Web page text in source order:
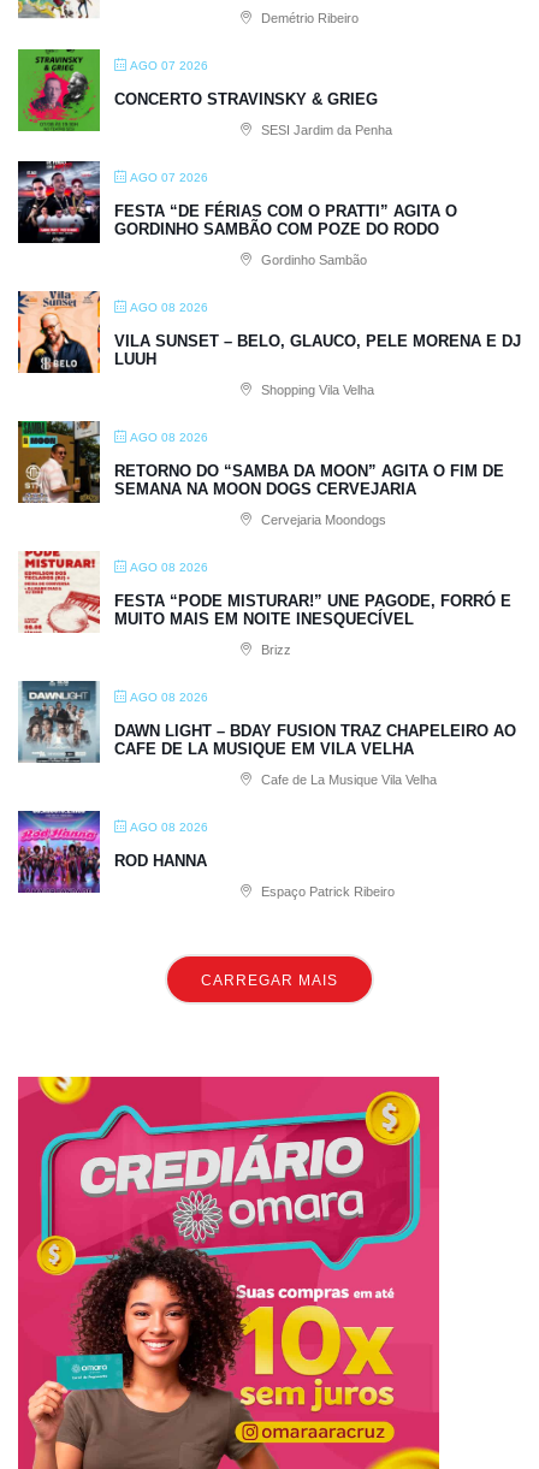
Demétrio Ribeiro
AGO 07 2026
CONCERTO STRAVINSKY & GRIEG
SESI Jardim da Penha
AGO 07 2026
FESTA “DE FÉRIAS COM O PRATTI” AGITA O
GORDINHO SAMBÃO COM POZE DO RODO
Gordinho Sambão
AGO 08 2026
VILA SUNSET – BELO, GLAUCO, PELE MORENA E DJ
LUUH
Shopping Vila Velha
AGO 08 2026
RETORNO DO “SAMBA DA MOON” AGITA O FIM DE
SEMANA NA MOON DOGS CERVEJARIA
Cervejaria Moondogs
AGO 08 2026
FESTA “PODE MISTURAR!” UNE PAGODE, FORRÓ E
MUITO MAIS EM NOITE INESQUECÍVEL
Brizz
AGO 08 2026
DAWN LIGHT – BDAY FUSION TRAZ CHAPELEIRO AO
CAFE DE LA MUSIQUE EM VILA VELHA
Cafe de La Musique Vila Velha
AGO 08 2026
ROD HANNA
Espaço Patrick Ribeiro
CARREGAR MAIS